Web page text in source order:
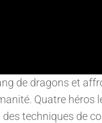
de dragons et
Quatre héros
des techniques de